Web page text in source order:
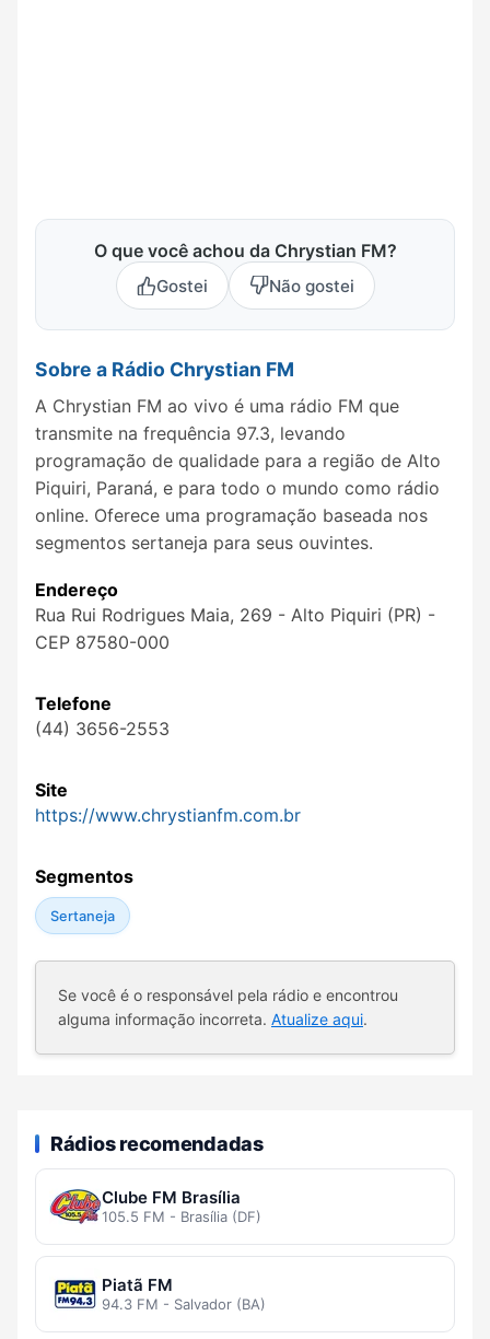
O que você achou da Chrystian FM?
Gostei Não gostei
Sobre a Rádio Chrystian FM
A Chrystian FM ao vivo é uma rádio FM que
transmite na frequência 97.3, levando
programação de qualidade para a região de Alto
Piquiri, Paraná, e para todo o mundo como rádio
online. Oferece uma programação baseada nos
segmentos sertaneja para seus ouvintes.
Endereço
Rua Rui Rodrigues Maia, 269 - Alto Piquiri (PR) -
CEP 87580-000
Telefone
(44) 3656-2553
Site
https://www.chrystianfm.com.br
Segmentos
Sertaneja
Se você é o responsável pela rádio e encontrou
alguma informação incorreta. Atualize aqui.
Rádios recomendadas
Clube FM Brasília
105.5 FM - Brasília (DF)
Piatã FM
94.3 FM - Salvador (BA)